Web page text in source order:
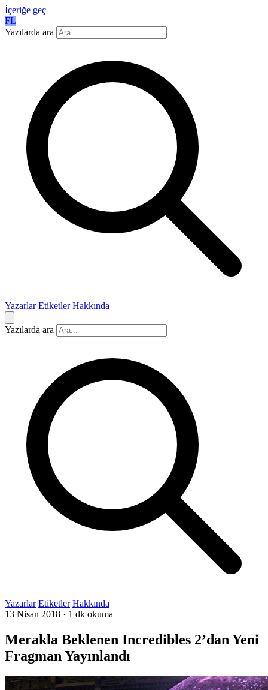
İçeriğe geç
FL
Yazılarda ara
Yazarlar Etiketler Hakkında
Yazılarda ara
Yazarlar Etiketler Hakkında
13 Nisan 2018 · 1 dk okuma
Merakla Beklenen Incredibles 2’dan Yeni
Fragman Yayınlandı